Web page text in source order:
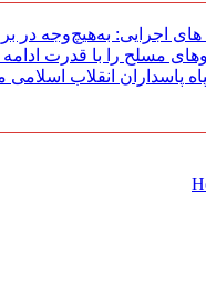
اجرایی: به‌هیچ‌وجه در
مسلح را با قدرت
پاسداران انقلاب